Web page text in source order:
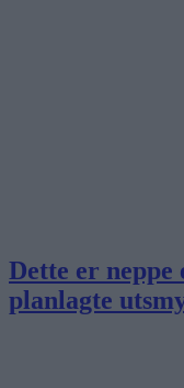
Dette er neppe
planlagte